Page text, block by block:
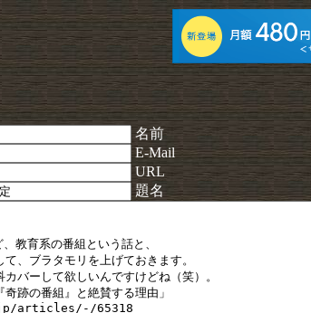
名前
E-Mail
URL
題名